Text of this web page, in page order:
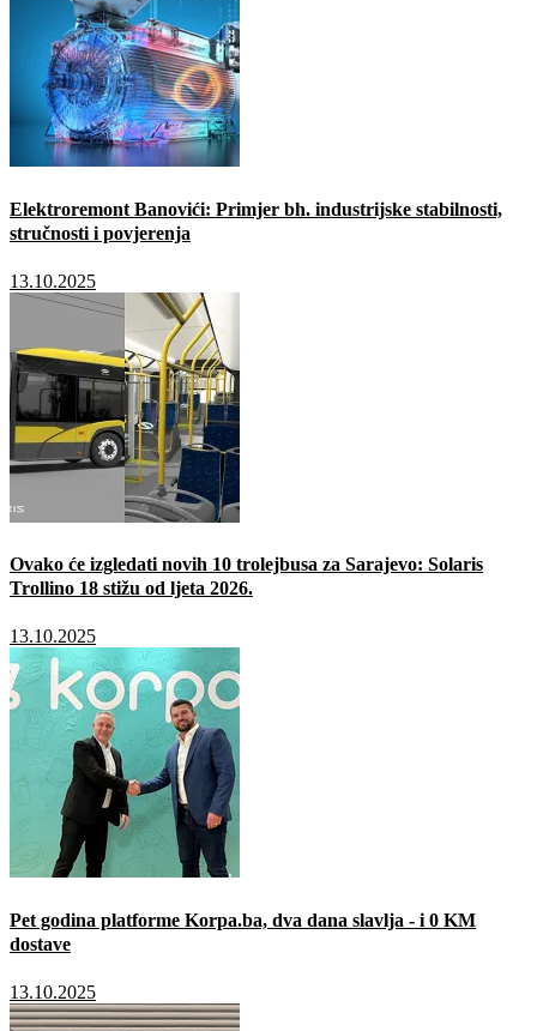
Elektroremont Banovići: Primjer bh. industrijske stabilnosti,
stručnosti i povjerenja
13.10.2025
Ovako će izgledati novih 10 trolejbusa za Sarajevo: Solaris
Trollino 18 stižu od ljeta 2026.
13.10.2025
Pet godina platforme Korpa.ba, dva dana slavlja - i 0 KM
dostave
13.10.2025